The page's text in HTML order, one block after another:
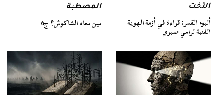
التخت
ألبوم القمر: قراءة في أزمة الهوية
الفنية لرامي صبري
المصطبة
مين معاه الشاكوش؟ ج6